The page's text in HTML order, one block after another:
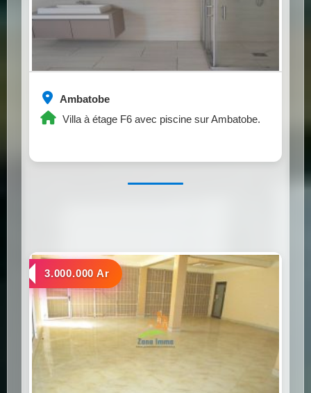
Ambatobe
Villa à étage F6 avec piscine sur Ambatobe.
a louer
3.000.000 Ar